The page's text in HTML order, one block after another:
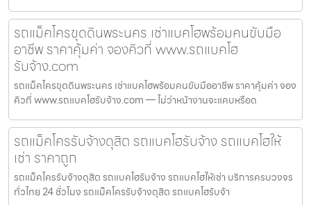
รถแม็คโครขุดดินพระนคร เช่าแบคโฮพร้อมคนขับมือ
อาชีพ ราคาคุ้มค่า จองคิวที่ www.รถแบคโฮ
รับจ้าง.com
รถแม็คโครขุดดินพระนคร เช่าแบคโฮพร้อมคนขับมืออาชีพ ราคาคุ้มค่า จอง
คิวที่ www.รถแบคโฮรับจ้าง.com — ไม่ว่าหน้างานจะแคบหรือด
รถแม็คโครรับจ้างดุสิต รถแบคโฮรับจ้าง รถแบคโฮให้
เช่า ราคาถูก
รถแม็คโครรับจ้างดุสิต รถแบคโฮรับจ้าง รถแบคโฮให้เช่า บริการครบวงจร
ทั่วไทย 24 ชั่วโมง รถแม็คโครรับจ้างดุสิต รถแบคโฮรับจ้า